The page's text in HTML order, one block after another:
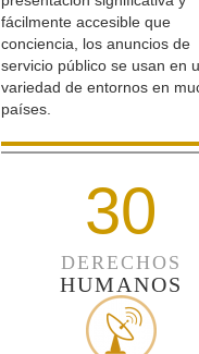
fácilmente accesible que
conciencia, los anuncios de
servicio público se usan en
variedad de entornos en
países.
30
DERECHOS
HUMANOS